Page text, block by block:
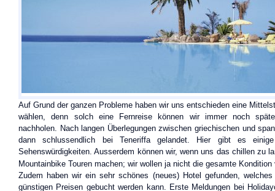
Auf Grund der ganzen Probleme haben wir uns entschieden eine
wählen, denn solch eine Fernreise können wir immer noch
nachholen. Nach langen Überlegungen zwischen griechischen und
dann schlussendlich bei Teneriffa gelandet. Hier gibt es
Sehenswürdigkeiten. Ausserdem können wir, wenn uns das chillen zu
Mountainbike Touren machen; wir wollen ja nicht die gesamte
Zudem haben wir ein sehr schönes (neues) Hotel gefunden,
günstigen Preisen gebucht werden kann. Erste Meldungen bei